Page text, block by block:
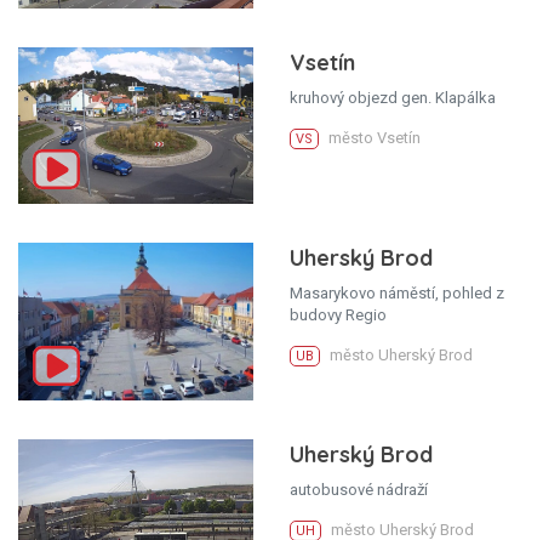
Vsetín
kruhový objezd gen. Klapálka
VS město Vsetín
Uherský Brod
Masarykovo náměstí, pohled z
budovy Regio
UB město Uherský Brod
Uherský Brod
autobusové nádraží
UH město Uherský Brod